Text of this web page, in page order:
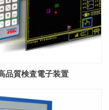
品質検査電子装置